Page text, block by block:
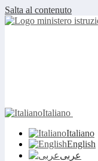
Salta al contenuto
Italiano
Italiano
English
عربى